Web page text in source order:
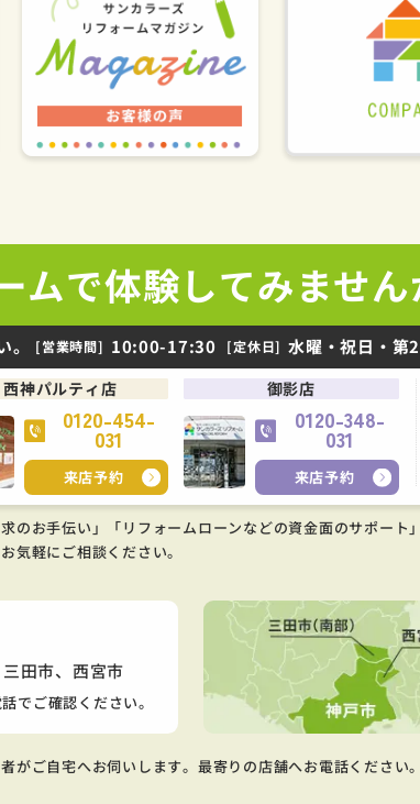
ムで体験してみません
[営業時間] 10:00-17:30 [定休日] 水曜・祝日・第
西神パルティ店
0120-454-
031
来店予約
御影店
0120-348-
031
来店予約
のお手伝い」「リフォームローンなどの資金面のサポート」
お気軽にご相談ください。
三田市、西宮市
でご確認ください。
ご自宅へお伺いします。最寄りの店舗へお電話ください。